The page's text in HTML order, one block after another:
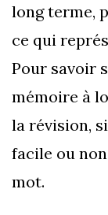
long terme,
ce qui
Pour savoir
mémoire à
la révision,
facile ou
mot.